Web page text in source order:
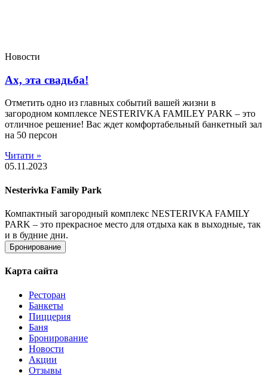
Новости
Ах, эта свадьба!
Отметить одно из главных событий вашей жизни в
загородном комплексе NESTERIVKA FAMILEY PARK – это
отличное решение! Вас ждет комфортабельный банкетный зал
на 50 персон
Читати »
05.11.2023
Nesterivka Family Park
Компактный загородный комплекс NESTERIVKA FAMILY
PARK – это прекрасное место для отдыха как в выходные, так
и в будние дни.
Бронирование
Карта сайта
Ресторан
Банкеты
Пиццерия
Баня
Бронирование
Новости
Акции
Отзывы